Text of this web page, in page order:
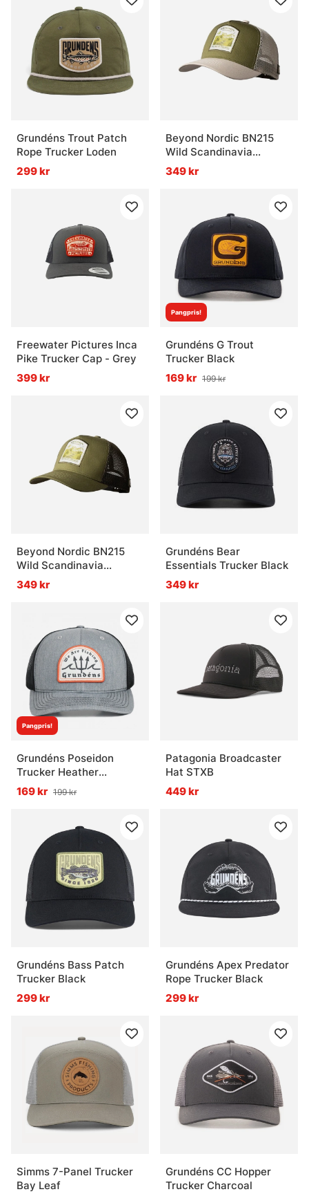
Grundéns Trout Patch
Rope Trucker Loden
299 kr
Beyond Nordic BN215
Wild Scandinavia
Trucker Cap W-Beige
Iguana
349 kr
Freewater Pictures Inca
Pike Trucker Cap - Grey
399 kr
Pangpris!
Grundéns G Trout
Trucker Black
169 kr 199 kr
Beyond Nordic BN215
Wild Scandinavia
Trucker Cap W-Iguana
Green
349 kr
Grundéns Bear
Essentials Trucker Black
349 kr
Pangpris!
Grundéns Poseidon
Trucker Heather
Grey/Black
169 kr 199 kr
Patagonia Broadcaster
Hat STXB
449 kr
Grundéns Bass Patch
Trucker Black
299 kr
Grundéns Apex Predator
Rope Trucker Black
299 kr
Simms 7-Panel Trucker
Bay Leaf
Grundéns CC Hopper
Trucker Charcoal